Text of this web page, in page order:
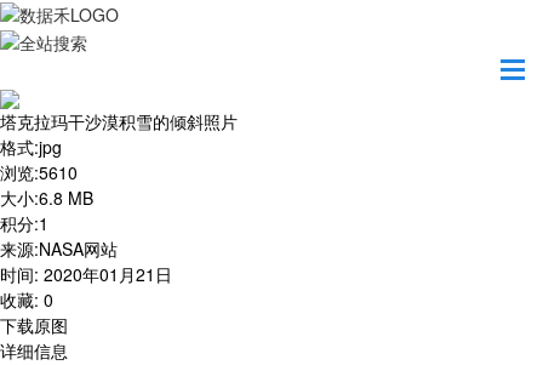
塔克拉玛干沙漠积雪的倾斜照片
格式:jpg
浏览:5610
大小:6.8 MB
积分:1
来源:NASA网站
时间: 2020年01月21日
收藏: 0
下载原图
详细信息